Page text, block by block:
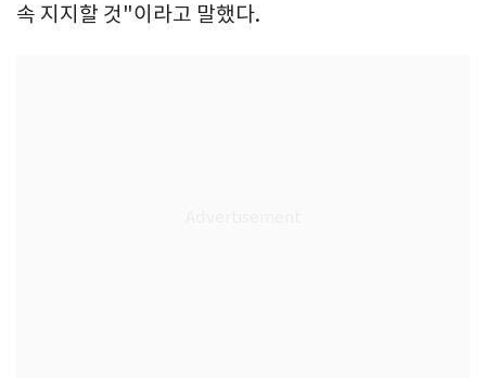
속 지지할 것"이라고 말했다.